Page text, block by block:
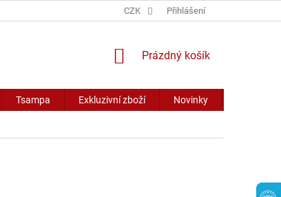
CZK Přihlášení
NÁKUPNÍ
Prázdný košík
Tsampa Exkluzivní zboží Novinky